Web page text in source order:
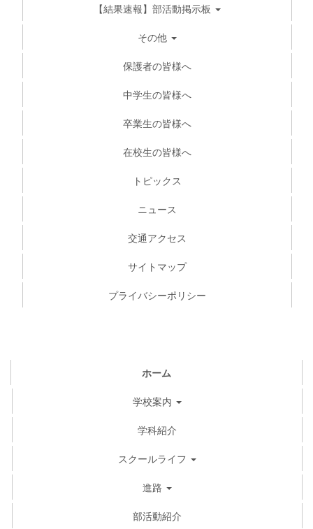
【結果速報】部活動掲示板
その他
保護者の皆様へ
中学生の皆様へ
卒業生の皆様へ
在校生の皆様へ
トピックス
ニュース
交通アクセス
サイトマップ
プライバシーポリシー
ホーム
学校案内
学科紹介
スクールライフ
進路
部活動紹介